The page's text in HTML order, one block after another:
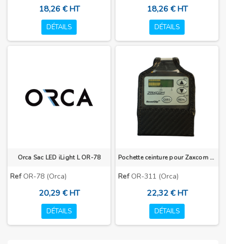
18,26 € HT
DÉTAILS
18,26 € HT
DÉTAILS
Orca Sac LED iLight L OR-78
RefOR-78 (Orca)
20,29 € HT
DÉTAILS
Pochette ceinture pour Zaxcom TRX -LA2
RefOR-311 (Orca)
22,32 € HT
DÉTAILS